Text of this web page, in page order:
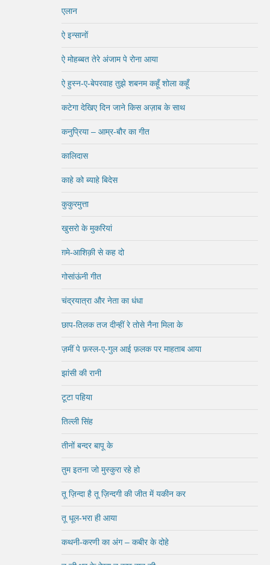
एलान
ऐ इन्सानों
ऐ मोहब्बत तेरे अंजाम पे रोना आया
ऐ हुस्न-ए-बेपरवाह तुझे शबनम कहूँ शोला कहूँ
कटेगा देखिए दिन जाने किस अज़ाब के साथ
कनुप्रिया – आम्र-बौर का गीत
कालिदास
काहे को ब्याहे बिदेस
कुकुरमुत्ता
खुसरो के मुकरियां
ग़मे-आशिक़ी से कह दो
गोसांऊंनी गीत
चंद्रयात्रा और नेता का धंधा
छाप-तिलक तज दीन्हीं रे तोसे नैना मिला के
ज़मीं पे फ़स्ल-ए-गुल आई फ़लक पर माहताब आया
झांसी की रानी
टूटा पहिया
तिल्ली सिंह
तीनों बन्दर बापू के
तुम इतना जो मुस्कुरा रहे हो
तू ज़िन्दा है तू ज़िन्दगी की जीत में यकीन कर
तू धूल-भरा ही आया
कथनी-करणी का अंग – कबीर के दोहे